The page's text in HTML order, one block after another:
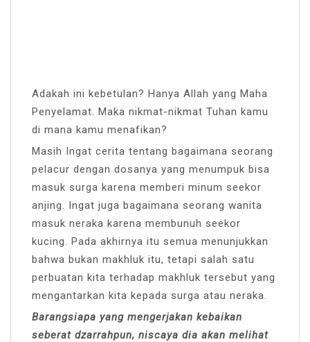
Adakah ini kebetulan? Hanya Allah yang Maha
Penyelamat. Maka nikmat-nikmat Tuhan kamu
di mana kamu menafikan?
Masih Ingat cerita tentang bagaimana seorang
pelacur dengan dosanya yang menumpuk bisa
masuk surga karena memberi minum seekor
anjing. Ingat juga bagaimana seorang wanita
masuk neraka karena membunuh seekor
kucing. Pada akhirnya itu semua menunjukkan
bahwa bukan makhluk itu, tetapi salah satu
perbuatan kita terhadap makhluk tersebut yang
mengantarkan kita kepada surga atau neraka.
Barangsiapa yang mengerjakan kebaikan
seberat dzarrahpun, niscaya dia akan melihat